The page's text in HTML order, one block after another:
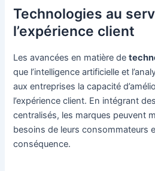
Technologies au
l’expérience client
Les avancées en matière de
que l’intelligence artificielle et
aux entreprises la capacité
l’expérience client. En intégrant
centralisés, les marques peuvent
besoins de leurs consommateurs
conséquence.